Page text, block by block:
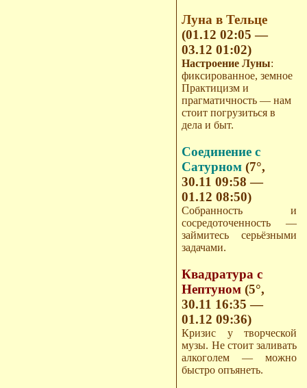
Луна в Тельце
(01.12 02:05 —
03.12 01:02)
Настроение Луны:
фиксированное, земное
Практицизм и
прагматичность — нам
стоит погрузиться в
дела и быт.
Соединение с
Сатурном(7°,
30.11 09:58 —
01.12 08:50)
Собранность и
сосредоточенность —
займитесь серьёзными
задачами.
Квадратура с
Нептуном(5°,
30.11 16:35 —
01.12 09:36)
Кризис у творческой
музы. Не стоит заливать
алкоголем — можно
быстро опъянеть.